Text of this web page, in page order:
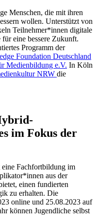
Menschen, die mit ihren
wollen. Unterstützt von
Teilnehmer*innen digitale
eine bessere Zukunft.
Programm der
Foundation Deutschland
Medienbildung e.V. In Köln
NRW die
im Fokus der
eine Fachfortbildung im
aus der
einen fundierten
zu erhalten. Die
online und 25.08.2023 auf
können Jugendliche selbst